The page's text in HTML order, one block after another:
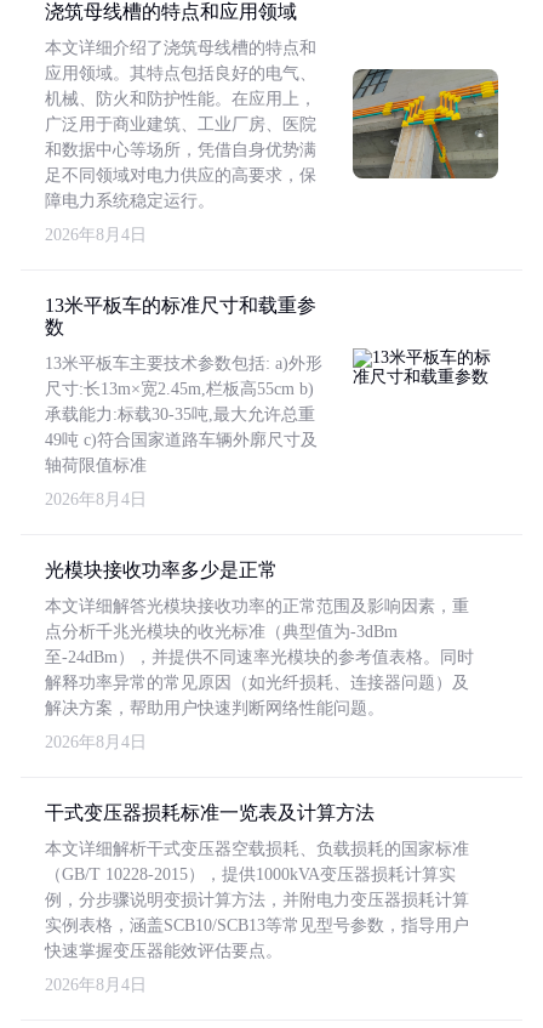
浇筑母线槽的特点和应用领域
本文详细介绍了浇筑母线槽的特点和
应用领域。其特点包括良好的电气、
机械、防火和防护性能。在应用上，
广泛用于商业建筑、工业厂房、医院
和数据中心等场所，凭借自身优势满
足不同领域对电力供应的高要求，保
障电力系统稳定运行。
2026年8月4日
13米平板车的标准尺寸和载重参
数
13米平板车主要技术参数包括: a)外形
尺寸:长13m×宽2.45m,栏板高55cm b)
承载能力:标载30-35吨,最大允许总重
49吨 c)符合国家道路车辆外廓尺寸及
轴荷限值标准
2026年8月4日
光模块接收功率多少是正常
本文详细解答光模块接收功率的正常范围及影响因素，重
点分析千兆光模块的收光标准（典型值为-3dBm
至-24dBm），并提供不同速率光模块的参考值表格。同时
解释功率异常的常见原因（如光纤损耗、连接器问题）及
解决方案，帮助用户快速判断网络性能问题。
2026年8月4日
干式变压器损耗标准一览表及计算方法
本文详细解析干式变压器空载损耗、负载损耗的国家标准
（GB/T 10228-2015），提供1000kVA变压器损耗计算实
例，分步骤说明变损计算方法，并附电力变压器损耗计算
实例表格，涵盖SCB10/SCB13等常见型号参数，指导用户
快速掌握变压器能效评估要点。
2026年8月4日